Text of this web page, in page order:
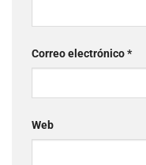
Correo electrónico*
Web